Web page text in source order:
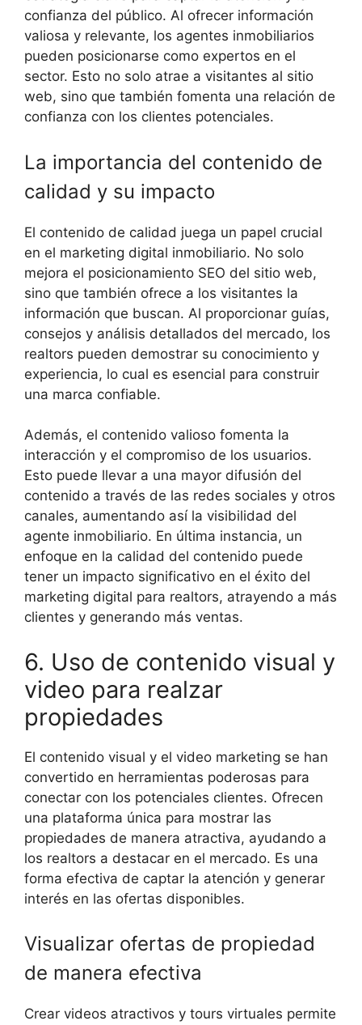
confianza del público. Al ofrecer información
valiosa y relevante, los agentes inmobiliarios
pueden posicionarse como expertos en el
sector. Esto no solo atrae a visitantes al sitio
web, sino que también fomenta una relación de
confianza con los clientes potenciales.
La importancia del contenido de
calidad y su impacto
El contenido de calidad juega un papel crucial
en el marketing digital inmobiliario. No solo
mejora el posicionamiento SEO del sitio web,
sino que también ofrece a los visitantes la
información que buscan. Al proporcionar guías,
consejos y análisis detallados del mercado, los
realtors pueden demostrar su conocimiento y
experiencia, lo cual es esencial para construir
una marca confiable.
Además, el contenido valioso fomenta la
interacción y el compromiso de los usuarios.
Esto puede llevar a una mayor difusión del
contenido a través de las redes sociales y otros
canales, aumentando así la visibilidad del
agente inmobiliario. En última instancia, un
enfoque en la calidad del contenido puede
tener un impacto significativo en el éxito del
marketing digital para realtors, atrayendo a más
clientes y generando más ventas.
6. Uso de contenido visual y
video para realzar
propiedades
El contenido visual y el video marketing se han
convertido en herramientas poderosas para
conectar con los potenciales clientes. Ofrecen
una plataforma única para mostrar las
propiedades de manera atractiva, ayudando a
los realtors a destacar en el mercado. Es una
forma efectiva de captar la atención y generar
interés en las ofertas disponibles.
Visualizar ofertas de propiedad
de manera efectiva
Crear videos atractivos y tours virtuales permite